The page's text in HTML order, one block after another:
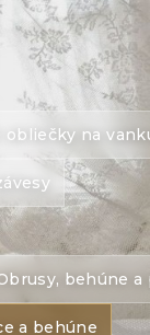
na
behúne
a behúne